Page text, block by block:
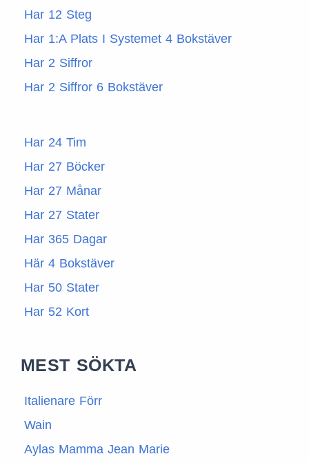
Har 12 Steg
Har 1:A Plats I Systemet 4 Bokstäver
Har 2 Siffror
Har 2 Siffror 6 Bokstäver
Har 24 Tim
Har 27 Böcker
Har 27 Månar
Har 27 Stater
Har 365 Dagar
Här 4 Bokstäver
Har 50 Stater
Har 52 Kort
MEST SÖKTA
Italienare Förr
Wain
Aylas Mamma Jean Marie